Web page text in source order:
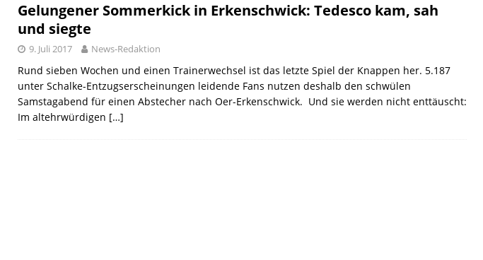
Gelungener Sommerkick in Erkenschwick: Tedesco kam, sah
und siegte
9. Juli 2017 News-Redaktion
Rund sieben Wochen und einen Trainerwechsel ist das letzte Spiel der Knappen her. 5.187
unter Schalke-Entzugserscheinungen leidende Fans nutzen deshalb den schwülen
Samstagabend für einen Abstecher nach Oer-Erkenschwick. Und sie werden nicht enttäuscht:
Im altehrwürdigen […]